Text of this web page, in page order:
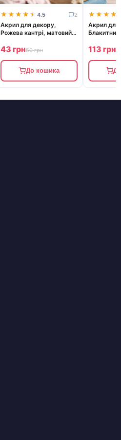
★★★★★
★★★★★ 4.5 2
Акрил для декору,
Рожева кантрі, матовий,
43 грн50 грн
До кошика
Акрил для
Блакитний
TALENT
113 грн